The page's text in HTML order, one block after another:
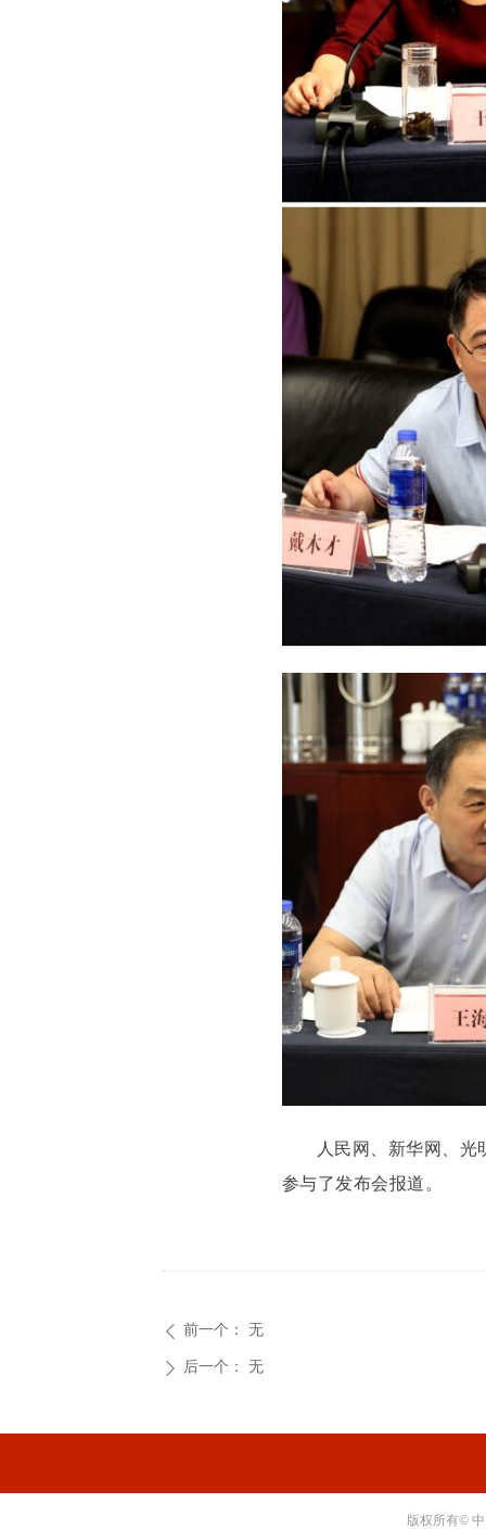
人民网、新华网、
参与了发布会报道。
ꄴ 前一个： 无
ꄲ 后一个： 无
版权所有©